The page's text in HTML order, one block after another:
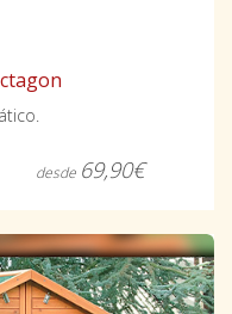
desde 69,90€